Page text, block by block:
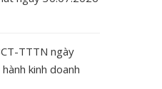
TTTN ngày
kinh doanh